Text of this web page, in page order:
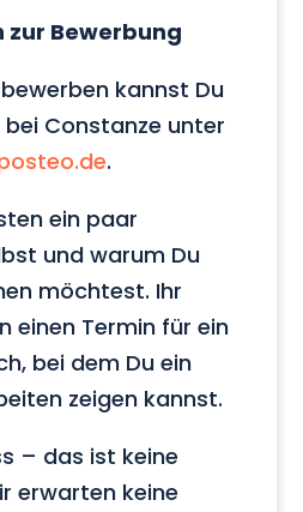
Bewerbung
kannst Du
bei Constanze unter
.
ein paar
und warum Du
möchtest. Ihr
einen Termin für ein
bei dem Du ein
zeigen kannst.
– das ist keine
erwarten keine